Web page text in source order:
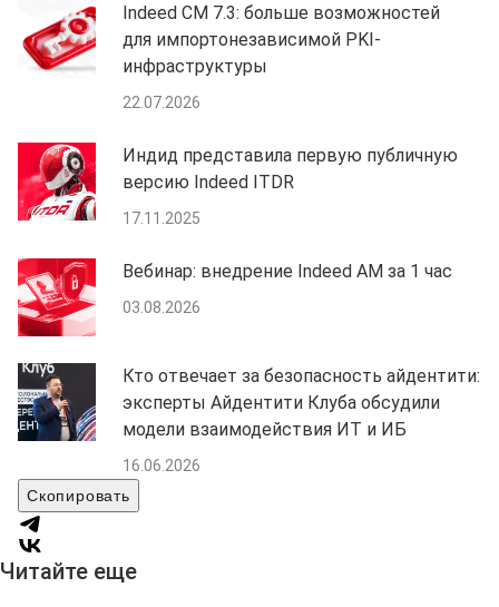
Indeed CM 7.3: больше возможностей
для импортонезависимой PKI-
инфраструктуры
22.07.2026
Индид представила первую публичную
версию Indeed ITDR
17.11.2025
Вебинар: внедрение Indeed AM за 1 час
03.08.2026
Кто отвечает за безопасность айдентити:
эксперты Айдентити Клуба обсудили
модели взаимодействия ИТ и ИБ
16.06.2026
Скопировать
Читайте еще